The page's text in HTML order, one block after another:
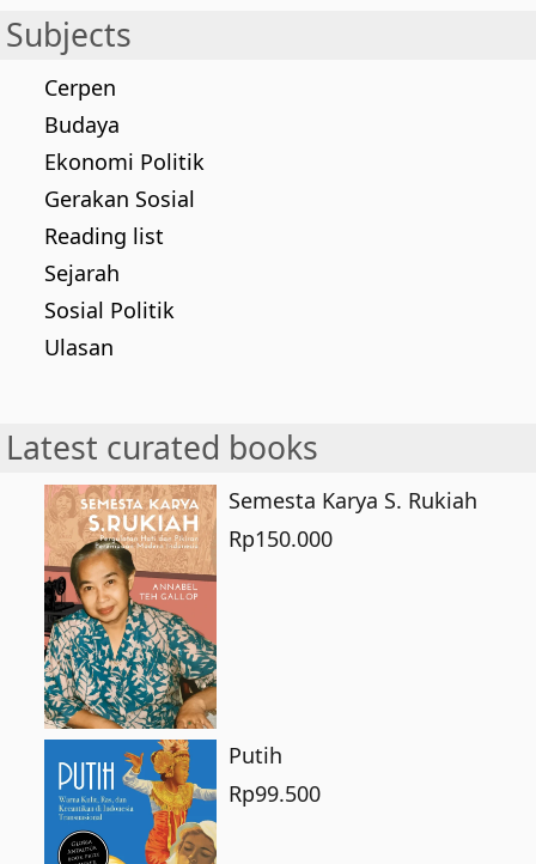
Subjects
Cerpen
Budaya
Ekonomi Politik
Gerakan Sosial
Reading list
Sejarah
Sosial Politik
Ulasan
Latest curated books
Semesta Karya S. Rukiah
Rp150.000
Putih
Rp99.500